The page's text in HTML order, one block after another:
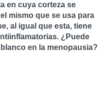
en cuya corteza se
mismo que se usa para
al igual que esta, tiene
¿Puede
en la menopausia?